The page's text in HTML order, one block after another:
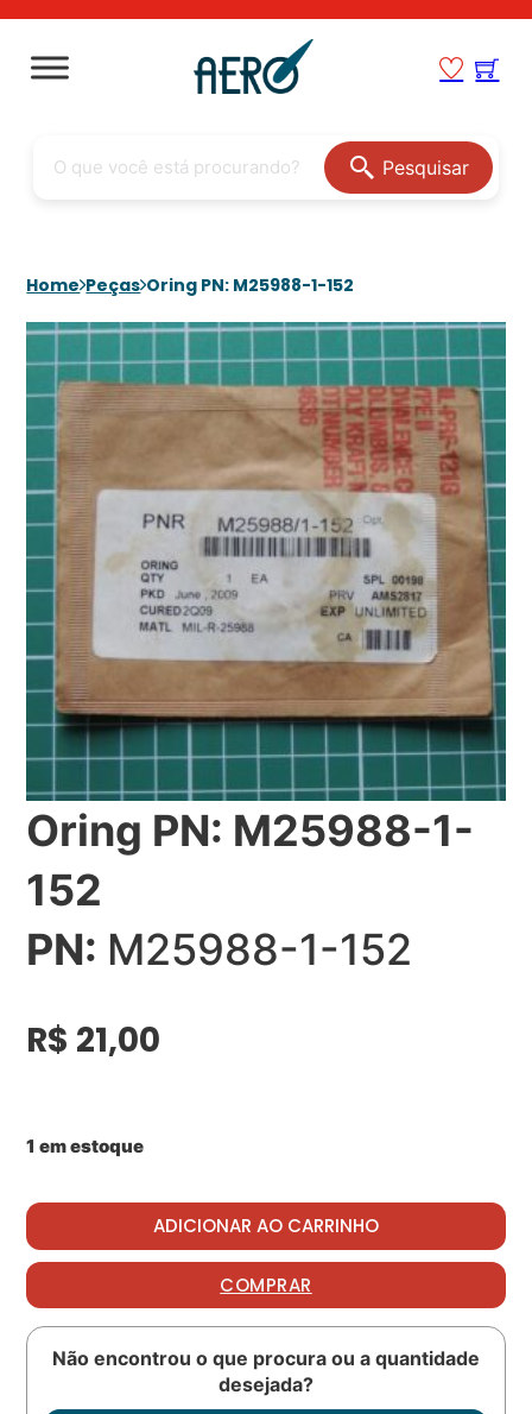
Pesquisar
Home Peças Oring PN: M25988-1-152
Oring PN: M25988-1-
152
PN: M25988-1-152
R$ 21,00
1 em estoque
Oring PN: M25988-1-152 quantidade
ADICIONAR AO CARRINHO
COMPRAR
Não encontrou o que procura ou a quantidade
desejada?